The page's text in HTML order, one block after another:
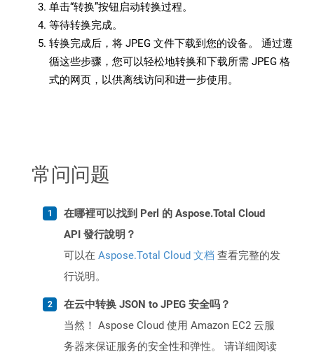
单击“转换”按钮启动转换过程。
等待转换完成。
转换完成后，将 JPEG 文件下载到您的设备。 通过遵
循这些步骤，您可以轻松地转换和下载所需 JPEG 格
式的网页，以供离线访问和进一步使用。
常问问题
在哪裡可以找到 Perl 的 Aspose.Total Cloud
API 發行說明？
可以在 Aspose.Total Cloud 文档 查看完整的发
行说明。
在云中转换 JSON to JPEG 安全吗？
当然！ Aspose Cloud 使用 Amazon EC2 云服
务器来保证服务的安全性和弹性。 请详细阅读